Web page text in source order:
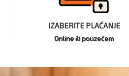
IZABERITE PLAĆANJE
Online ili pouzećem